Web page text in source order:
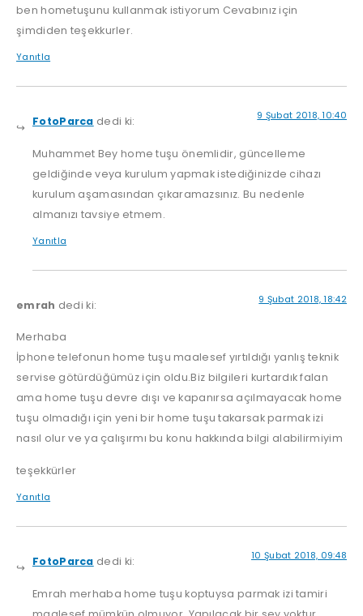
ben hometuşunu kullanmak istiyorum Cevabınız için
şimdiden teşekkurler.
Yanıtla
FotoParca dedi ki: 9 Şubat 2018, 10:40
Muhammet Bey home tuşu önemlidir, güncelleme
geldiğinde veya kurulum yapmak istediğinizde cihazı
kurulum aşamasından çıkaramazsınız. Bu nedenle
almanızı tavsiye etmem.
Yanıtla
emrah dedi ki: 9 Şubat 2018, 18:42
Merhaba
İphone telefonun home tuşu maalesef yırtıldığı yanlış teknik
servise götürdüğümüz için oldu.Biz bilgileri kurtardık falan
ama home tuşu devre dışı ve kapanırsa açılmayacak home
tuşu olmadığı için yeni bir home tuşu takarsak parmak izi
nasıl olur ve ya çalışırmı bu konu hakkında bilgi alabilirmiyim
teşekkürler
Yanıtla
FotoParca dedi ki: 10 Şubat 2018, 09:48
Emrah merhaba home tuşu koptuysa parmak izi tamiri